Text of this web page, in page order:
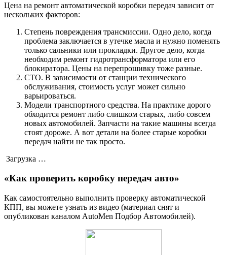
Цена на ремонт автоматической коробки передач зависит от
нескольких факторов:
Степень повреждения трансмиссии. Одно дело, когда
проблема заключается в утечке масла и нужно поменять
только сальники или прокладки. Другое дело, когда
необходим ремонт гидротрансформатора или его
блокиратора. Цены на перепрошивку тоже разные.
СТО. В зависимости от станции технического
обслуживания, стоимость услуг может сильно
варьироваться.
Модели транспортного средства. На практике дорого
обходится ремонт либо слишком старых, либо совсем
новых автомобилей. Запчасти на такие машины всегда
стоят дороже. А вот детали на более старые коробки
передач найти не так просто.
Загрузка …
«Как проверить коробку передач авто»
Как самостоятельно выполнить проверку автоматической
КПП, вы можете узнать из видео (материал снят и
опубликован каналом AutoMen Подбор Автомобилей).